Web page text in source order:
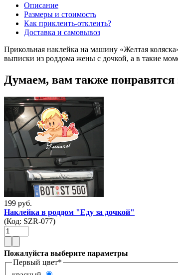
Описание
Размеры и стоимость
Как приклеить-отклеить?
Доставка и самовывоз
Прикольная наклейка на машину «Желтая
выписки из роддома жены с дочкой, а в такие
Думаем, вам также понравятся
199 руб.
Наклейка в роддом "Еду за дочкой"
(Код: SZR-077)
Пожалуйста выберите параметры
Первый цвет*